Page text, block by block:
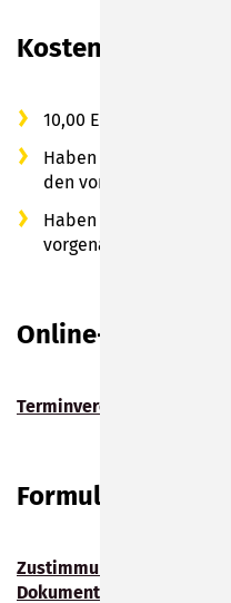
Kosten
10,00 EUR
Haben Sie keinen
den vorgenannten
Haben Sie keinen in
vorgenannten
Online-Dienste
Terminvereinbarung im
Formulare
Zustimmungserklärung
Dokumente Minderjähriger